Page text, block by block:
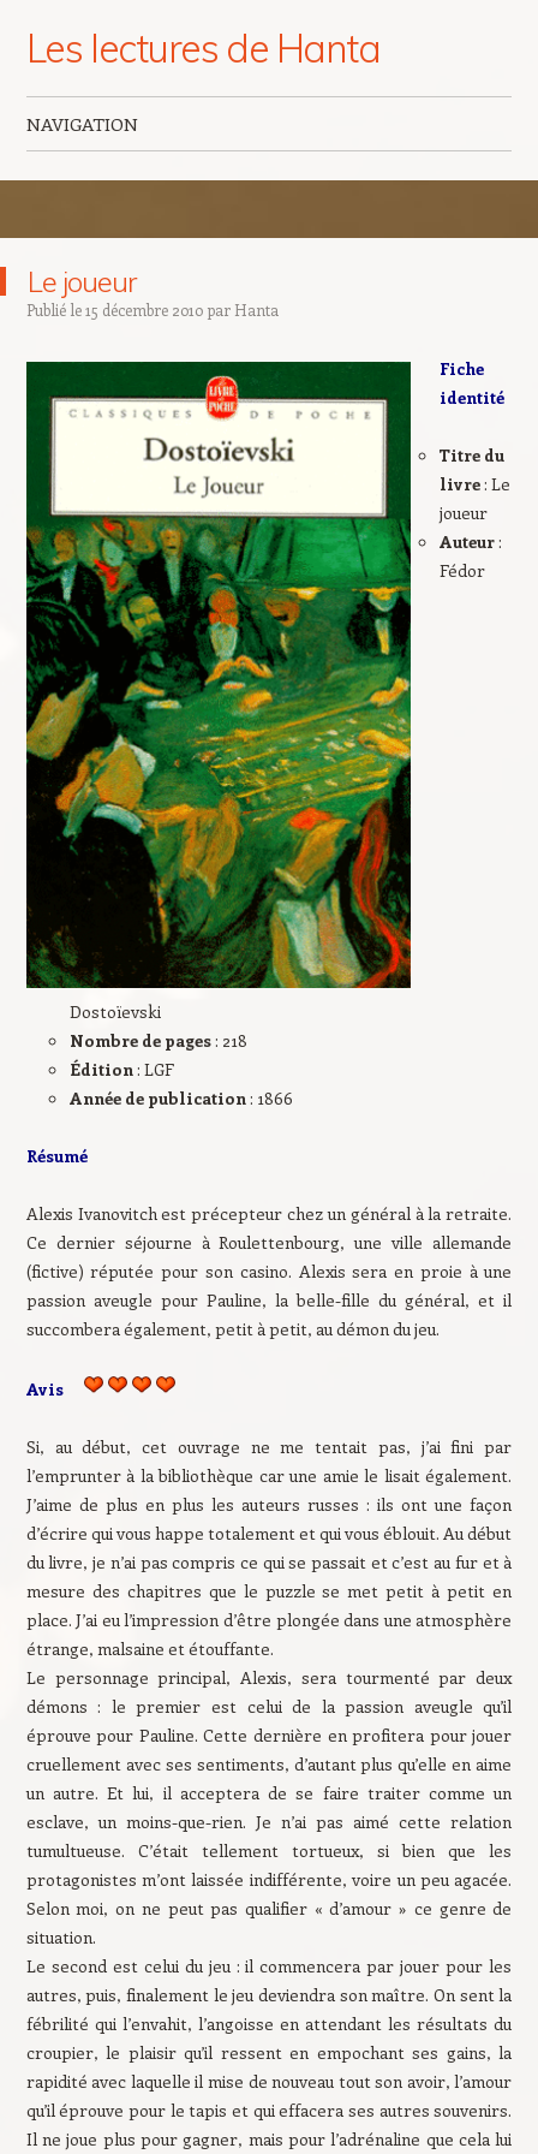
Les lectures de Hanta
NAVIGATION
Le joueur
Publié le15 décembre 2010par Hanta
Fiche
identité
Titre du
livre: Le
joueur
Auteur:
Fédor
Dostoïevski
Nombre de pages: 218
Édition: LGF
Année de publication: 1866
Résumé
Alexis Ivanovitch est précepteur chez un général à la retraite.
Ce dernier séjourne à Roulettenbourg, une ville allemande
(fictive) réputée pour son casino. Alexis sera en proie à une
passion aveugle pour Pauline, la belle-fille du général, et il
succombera également, petit à petit, au démon du jeu.
Avis
Si, au début, cet ouvrage ne me tentait pas, j’ai fini par
l’emprunter à la bibliothèque car une amie le lisait également.
J’aime de plus en plus les auteurs russes : ils ont une façon
d’écrire qui vous happe totalement et qui vous éblouit. Au début
du livre, je n’ai pas compris ce qui se passait et c’est au fur et à
mesure des chapitres que le puzzle se met petit à petit en
place. J’ai eu l’impression d’être plongée dans une atmosphère
étrange, malsaine et étouffante.
Le personnage principal, Alexis, sera tourmenté par deux
démons : le premier est celui de la passion aveugle qu’il
éprouve pour Pauline. Cette dernière en profitera pour jouer
cruellement avec ses sentiments, d’autant plus qu’elle en aime
un autre. Et lui, il acceptera de se faire traiter comme un
esclave, un moins-que-rien. Je n’ai pas aimé cette relation
tumultueuse. C’était tellement tortueux, si bien que les
protagonistes m’ont laissée indifférente, voire un peu agacée.
Selon moi, on ne peut pas qualifier « d’amour » ce genre de
situation.
Le second est celui du jeu : il commencera par jouer pour les
autres, puis, finalement le jeu deviendra son maître. On sent la
fébrilité qui l’envahit, l’angoisse en attendant les résultats du
croupier, le plaisir qu’il ressent en empochant ses gains, la
rapidité avec laquelle il mise de nouveau tout son avoir, l’amour
qu’il éprouve pour le tapis et qui effacera ses autres souvenirs.
Il ne joue plus pour gagner, mais pour l’adrénaline que cela lui